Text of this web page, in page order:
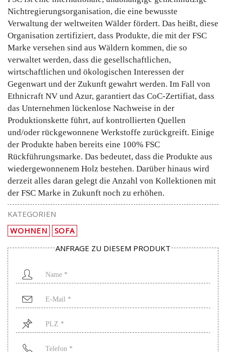
Nichtregierungsorganisation, die eine bewusste
Verwaltung der weltweiten Wälder fördert. Das heißt, diese
Organisation zertifiziert, dass Produkte, die mit der FSC
Marke versehen sind aus Wäldern kommen, die so
verwaltet werden, dass die gesellschaftlichen,
wirtschaftlichen und ökologischen Interessen der
Gegenwart und der Zukunft gewahrt werden. Im Fall von
Ethnicraft NV und Azur, garantiert das CoC-Zertifiat, dass
das Unternehmen lückenlose Nachweise in der
Produktionskette führt, auf kontrollierten Quellen
und/oder rückgewonnene Werkstoffe zurückgreift. Einige
der Produkte haben bereits eine 100% FSC
Rückführungsmarke. Das bedeutet, dass die Produkte aus
wiedergewonnenem Holz bestehen. Darüber hinaus wird
derzeit alles daran gelegt die Anzahl von Kollektionen mit
der FSC Marke in Zukunft noch zu erhöhen.
KATEGORIEN
WOHNEN
SOFA
ANFRAGE ZU DIESEM PRODUKT
*
*
*